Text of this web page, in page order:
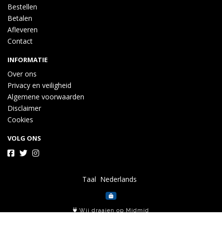
Bestellen
Betalen
Afleveren
Contact
INFORMATIE
Over ons
Privacy en veiligheid
Algemene voorwaarden
Disclaimer
Cookies
VOLG ONS
Taal
Wij draaien op Midmid